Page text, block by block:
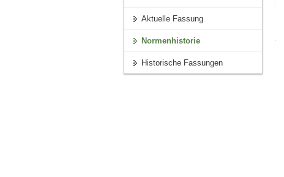
Aktuelle Fassung
Normenhistorie
Historische Fassungen